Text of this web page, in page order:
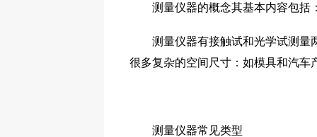
测量仪器的概念其基本内容包括：
测量仪器有接触试和光学试测量两
很多复杂的空间尺寸：如模具和汽车
测量仪器常见类型